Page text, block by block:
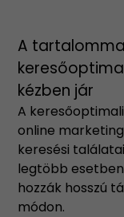
A
kézben jár
A
online
keresési
legtöbb
hozzák hosszú
módon.